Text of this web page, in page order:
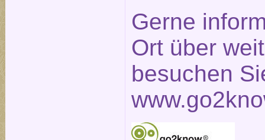
Gerne
Ort über
besuchen